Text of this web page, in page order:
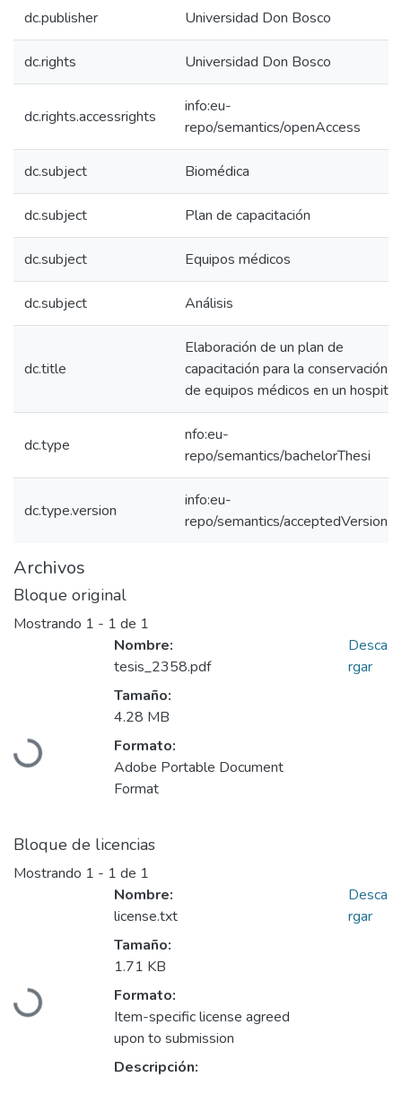
dc.publisher Universidad Don Bosco
dc.rights Universidad Don Bosco
dc.rights.accessrights
info:eu-
repo/semantics/openAccess
dc.subject Biomédica
dc.subject Plan de capacitación
dc.subject Equipos médicos
dc.subject Análisis
dc.title
Elaboración de un plan de
capacitación para la conservación
de equipos médicos en un hospital.
dc.type
nfo:eu-
repo/semantics/bachelorThesi
dc.type.version
info:eu-
repo/semantics/acceptedVersion
Archivos
Bloque original
Mostrando 1 - 1 de 1
Cargando...
Nombre:
tesis_2358.pdf
Tamaño:
4.28 MB
Formato:
Adobe Portable Document
Format
Desca
rgar
Bloque de licencias
Mostrando 1 - 1 de 1
Cargando...
Nombre:
license.txt
Tamaño:
1.71 KB
Formato:
Item-specific license agreed
upon to submission
Descripción:
Desca
rgar